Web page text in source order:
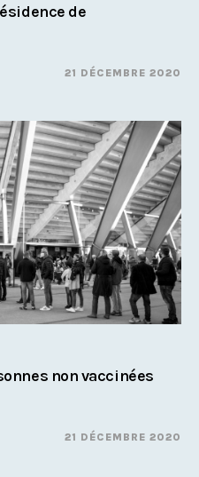
de
21 DÉCEMBRE 2020
non vaccinées
21 DÉCEMBRE 2020